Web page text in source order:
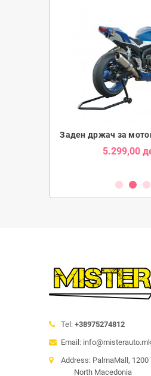
Заден држач за
5.299,00
Tel: +38975274812
Email:
Address: PalmaMall, 1200
North Macedonia